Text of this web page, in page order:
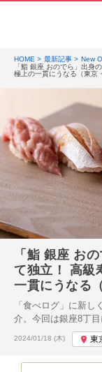
HOME 最新記事
New
「鮨 銀座 おのでら」出身
極上の一貫にうなる（東京
「鮨 銀座 お
て独立！ 高級
一貫にうなる
「食べログ」に新
介。今回は銀座8丁目
投稿日:
2024/01/18 (木) 東